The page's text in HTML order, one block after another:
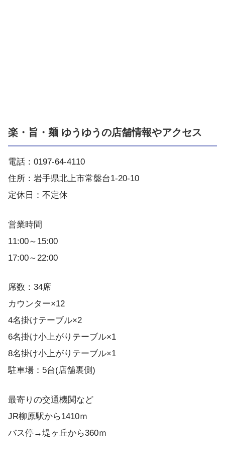
楽・旨・麺 ゆうゆうの店舗情報やアクセス
電話：0197-64-4110
住所：岩手県北上市常盤台1-20-10
定休日：不定休
営業時間
11:00～15:00
17:00～22:00
席数：34席
カウンター×12
4名掛けテーブル×2
6名掛け小上がりテーブル×1
8名掛け小上がりテーブル×1
駐車場：5台(店舗裏側)
最寄りの交通機関など
JR柳原駅から1410ｍ
バス停→堤ヶ丘から360ｍ